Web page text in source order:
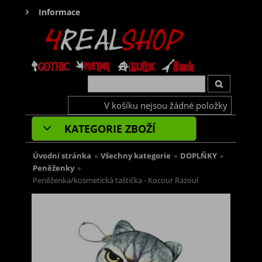
Informace
V košíku nejsou žádné položky
KATEGORIE ZBOŽÍ
Úvodní stránka » Všechny kategorie » DOPLŇKY »
Peněženky »
Peněženka/kosmetická taštička - Kocour Razoul